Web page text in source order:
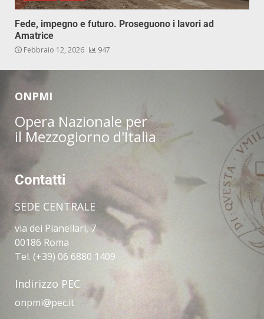
Fede, impegno e futuro. Proseguono i lavori ad
Amatrice
Febbraio 12, 2026 947
ONPMI
Opera Nazionale per
il Mezzogiorno d'Italia
Contatti
SEDE CENTRALE
via dei Pianellari, 7
00186 Roma
Tel. (+39) 06 6880 1409
Indirizzo PEC
onpmi@pec.it